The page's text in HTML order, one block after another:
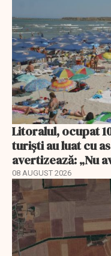
Litoralul, ocupat
turiști au luat cu
avertizează: „Nu
08 AUGUST 2026